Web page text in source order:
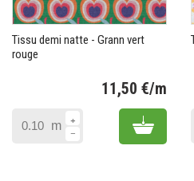
Tissu demi natte - Grann vert
rouge
11,50 €/m
m Add to